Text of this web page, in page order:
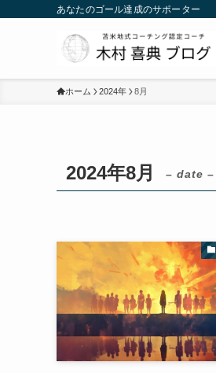
あなたのゴール達成のサポーター
ホーム 2024年 8月
2024年8月 – date –